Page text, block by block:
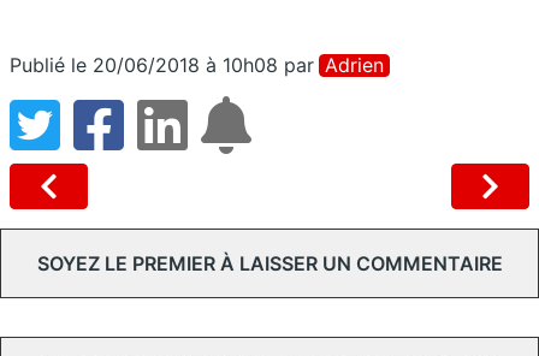
Publié le 20/06/2018 à 10h08 par Adrien
SOYEZ LE PREMIER À LAISSER UN COMMENTAIRE